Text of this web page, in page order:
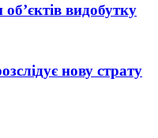
видобутку
нову страту